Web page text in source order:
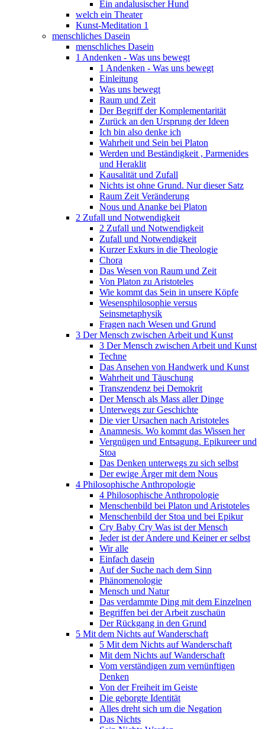
Ein andalusischer Hund
welch ein Theater
Kunst-Meditation 1
menschliches Dasein
menschliches Dasein
1 Andenken - Was uns bewegt
1 Andenken - Was uns bewegt
Einleitung
Was uns bewegt
Raum und Zeit
Der Begriff der Komplementarität
Zurück an den Ursprung der Ideen
Ich bin also denke ich
Wahrheit und Sein bei Platon
Werden und Beständigkeit , Parmenides
und Heraklit
Kausalität und Zufall
Nichts ist ohne Grund. Nur dieser Satz
Raum Zeit Veränderung
Nous und Ananke bei Platon
2 Zufall und Notwendigkeit
2 Zufall und Notwendigkeit
Zufall und Notwendigkeit
Kurzer Exkurs in die Theologie
Chora
Das Wesen von Raum und Zeit
Von Platon zu Aristoteles
Wie kommt das Sein in unsere Köpfe
Wesensphilosophie versus
Seinsmetaphysik
Fragen nach Wesen und Grund
3 Der Mensch zwischen Arbeit und Kunst
3 Der Mensch zwischen Arbeit und Kunst
Techne
Das Ansehen von Handwerk und Kunst
Wahrheit und Täuschung
Transzendenz bei Demokrit
Der Mensch als Mass aller Dinge
Unterwegs zur Geschichte
Die vier Ursachen nach Aristoteles
Anamnesis. Wo kommt das Wissen her
Vergnügen und Entsagung. Epikureer und
Stoa
Das Denken unterwegs zu sich selbst
Der ewige Ärger mit dem Nous
4 Philosophische Anthropologie
4 Philosophische Anthropologie
Menschenbild bei Platon und Aristoteles
Menschenbild der Stoa und bei Epikur
Cry Baby Cry Was ist der Mensch
Jeder ist der Andere und Keiner er selbst
Wir alle
Einfach dasein
Auf der Suche nach dem Sinn
Phänomenologie
Mensch und Natur
Das verdammte Ding mit dem Einzelnen
Begriffen bei der Arbeit zuschaün
Der Rückgang in den Grund
5 Mit dem Nichts auf Wanderschaft
5 Mit dem Nichts auf Wanderschaft
Mit dem Nichts auf Wanderschaft
Vom verständigen zum vernünftigen
Denken
Von der Freiheit im Geiste
Die geborgte Identität
Alles dreht sich um die Negation
Das Nichts